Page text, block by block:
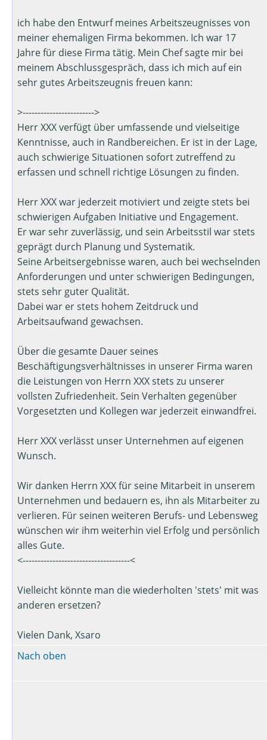
ich habe den Entwurf meines Arbeitszeugnisses von
meiner ehemaligen Firma bekommen. Ich war 17
Jahre für diese Firma tätig. Mein Chef sagte mir bei
meinem Abschlussgespräch, dass ich mich auf ein
sehr gutes Arbeitszeugnis freuen kann:
>------------------------>
Herr XXX verfügt über umfassende und vielseitige
Kenntnisse, auch in Randbereichen. Er ist in der Lage,
auch schwierige Situationen sofort zutreffend zu
erfassen und schnell richtige Lösungen zu finden.
Herr XXX war jederzeit motiviert und zeigte stets bei
schwierigen Aufgaben Initiative und Engagement.
Er war sehr zuverlässig, und sein Arbeitsstil war stets
geprägt durch Planung und Systematik.
Seine Arbeitsergebnisse waren, auch bei wechselnden
Anforderungen und unter schwierigen Bedingungen,
stets sehr guter Qualität.
Dabei war er stets hohem Zeitdruck und
Arbeitsaufwand gewachsen.
Über die gesamte Dauer seines
Beschäftigungsverhältnisses in unserer Firma waren
die Leistungen von Herrn XXX stets zu unserer
vollsten Zufriedenheit. Sein Verhalten gegenüber
Vorgesetzten und Kollegen war jederzeit einwandfrei.
Herr XXX verlässt unser Unternehmen auf eigenen
Wunsch.
Wir danken Herrn XXX für seine Mitarbeit in unserem
Unternehmen und bedauern es, ihn als Mitarbeiter zu
verlieren. Für seinen weiteren Berufs- und Lebensweg
wünschen wir ihm weiterhin viel Erfolg und persönlich
alles Gute.
<------------------------------------<
Vielleicht könnte man die wiederholten 'stets' mit was
anderen ersetzen?
Vielen Dank, Xsaro
Nach oben